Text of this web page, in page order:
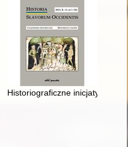
Historiograficzne inicjatywy